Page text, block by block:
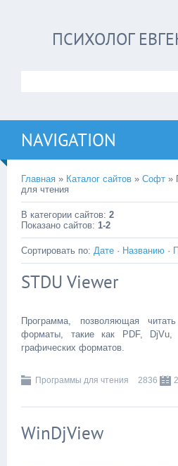
ПСИХОЛОГ
NAVIGATION
Главная » Каталог сайтов » Софт »
для чтения
В категории сайтов: 2
Показано сайтов: 1-2
Сортировать по: Дате · Названию ·
STDU Viewer
Программа, позволяющая
форматы, такие как PDF,
графических форматов.
Программы для чтения 2836
WinDjView